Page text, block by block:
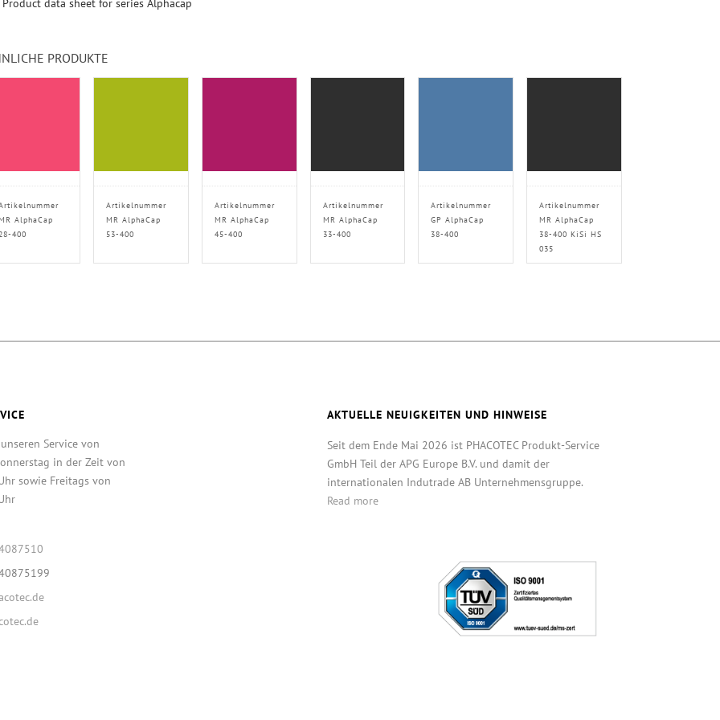
Product data sheet for series Alphacap
PRODUKTE
AlphaCap
400
Artikelnummer
MR AlphaCap
53-400
Artikelnummer
MR AlphaCap
45-400
Artikelnummer
MR AlphaCap
33-400
Artikelnummer
GP AlphaCap
38-400
Artikelnummer
MR AlphaCap
38-400 KiSi HS
035
Service von
in der Zeit von
sowie Freitags von
AKTUELLE NEUIGKEITEN UND HINWEISE
Seit dem Ende Mai 2026 ist PHACOTEC Produkt-Service
GmbH Teil der APG Europe B.V. und damit der
internationalen Indutrade AB Unternehmensgruppe.
Read more